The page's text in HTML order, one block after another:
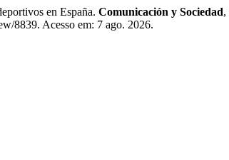
en España. Comunicación y Sociedad,
8839. Acesso em: 7 ago. 2026.